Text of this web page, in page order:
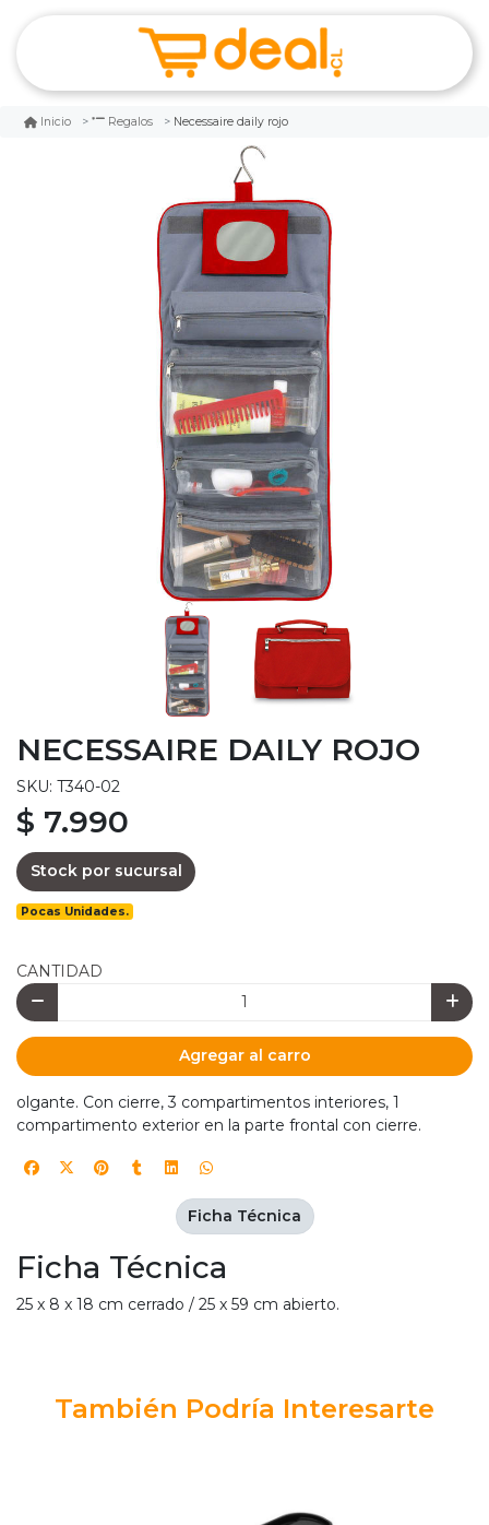
Inicio Regalos Necessaire daily rojo
NECESSAIRE DAILY ROJO
SKU: T340-02
$ 7.990
Stock por sucursal
Pocas Unidades.
CANTIDAD
Agregar al carro
olgante. Con cierre, 3 compartimentos interiores, 1
compartimento exterior en la parte frontal con cierre.
Ficha Técnica
25 x 8 x 18 cm cerrado / 25 x 59 cm abierto.
Ficha Técnica
También Podría Interesarte